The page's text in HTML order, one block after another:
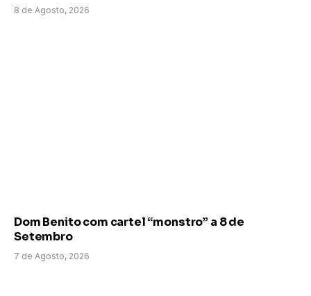
8 de Agosto, 2026
Dom Benito com cartel “monstro” a 8 de
Setembro
7 de Agosto, 2026